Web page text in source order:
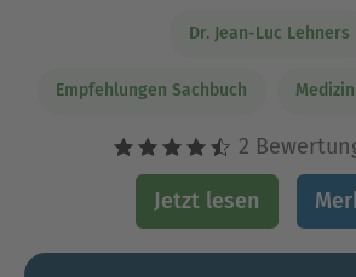
Dr. Jean-Luc Lehners
Empfehlungen Sachbuch
2
Jetzt lesen